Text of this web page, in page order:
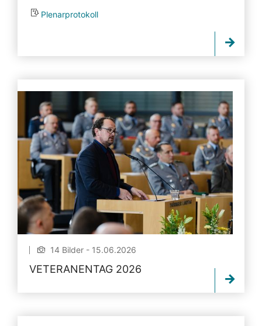
Plenarprotokoll
14 Bilder - 15.06.2026
VETERANENTAG 2026